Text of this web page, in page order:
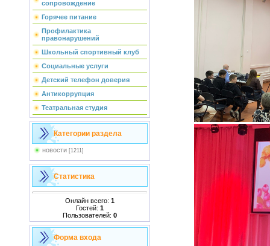
сопровождение
Горячее питание
Профилактика
правонарушений
Школьный спортивный клуб
Социальные услуги
Детский телефон доверия
Антикоррупция
Театральная студия
Категории раздела
новости [1211]
Статистика
Онлайн всего: 1
Гостей: 1
Пользователей: 0
Форма входа